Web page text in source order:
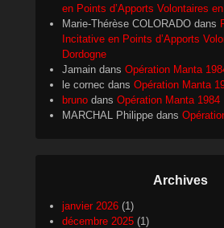
en Points d’Apports Volontaires
Marie-Thérèse COLORADO dans
Incitative en Points d’Apports
Dordogne
Jamain dans Opération Manta
le cornec dans Opération Manta
bruno dans Opération Manta 1984
MARCHAL Philippe dans
Archives
janvier 2026 (1)
décembre 2025 (1)